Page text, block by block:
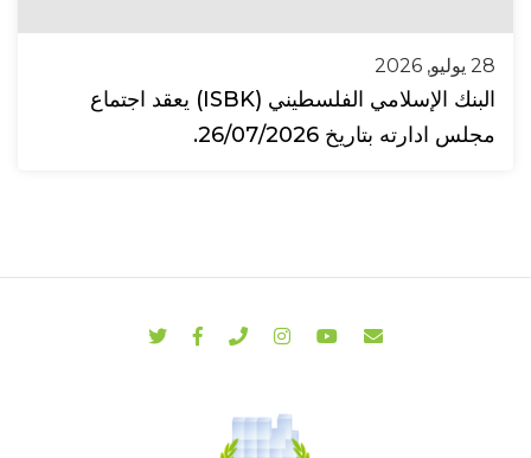
28 يوليو, 2026
البنك الإسلامي الفلسطيني (ISBK) يعقد اجتماع
مجلس ادارته بتاريخ 26/07/2026.